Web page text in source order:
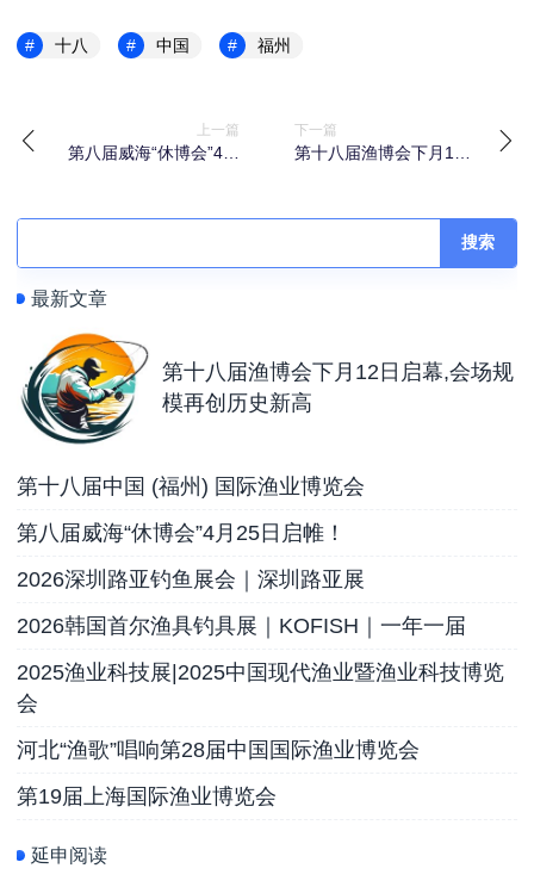
十八 中国 福州
上一篇
第八届威海“休博会”4月
下一篇
第十八届渔博会下月12
搜索
最新文章
第十八届渔博会下月12日启幕,会场规
模再创历史新高
第十八届中国 (福州) 国际渔业博览会‌
第八届威海“休博会”4月25日启帷！
2026深圳路亚钓鱼展会｜深圳路亚展
2026韩国首尔渔具钓具展｜KOFISH｜一年一届
2025渔业科技展|2025中国现代渔业暨渔业科技博览
会
河北“渔歌”唱响第28届中国国际渔业博览会
第19届上海国际渔业博览会
延申阅读